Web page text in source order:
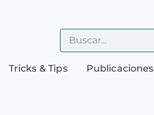
Tricks & Tips Publicaciones